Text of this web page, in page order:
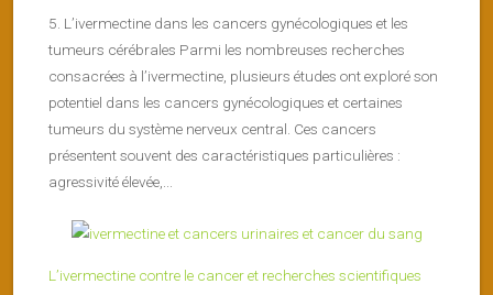
5. L’ivermectine dans les cancers gynécologiques et les
tumeurs cérébrales Parmi les nombreuses recherches
consacrées à l’ivermectine, plusieurs études ont exploré son
potentiel dans les cancers gynécologiques et certaines
tumeurs du système nerveux central. Ces cancers
présentent souvent des caractéristiques particulières :
agressivité élevée,...
L’ivermectine contre le cancer et recherches scientifiques